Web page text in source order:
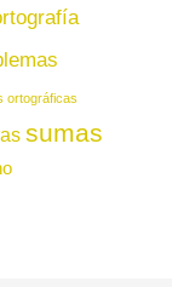
ortográficas
sumas